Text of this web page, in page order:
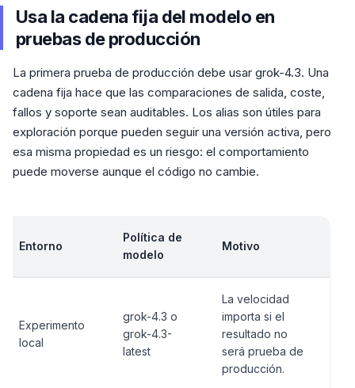
Usa la cadena fija del modelo en
pruebas de producción
La primera prueba de producción debe usar grok-4.3. Una
cadena fija hace que las comparaciones de salida, coste,
fallos y soporte sean auditables. Los alias son útiles para
exploración porque pueden seguir una versión activa, pero
esa misma propiedad es un riesgo: el comportamiento
puede moverse aunque el código no cambie.
Entorno
Política de
modelo
Motivo
Experimento
local
grok-4.3 o
grok-4.3-
latest
La velocidad
importa si el
resultado no
será prueba de
producción.